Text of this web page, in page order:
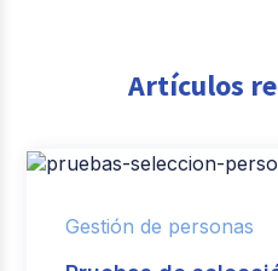
Artículos
Gestión de personas